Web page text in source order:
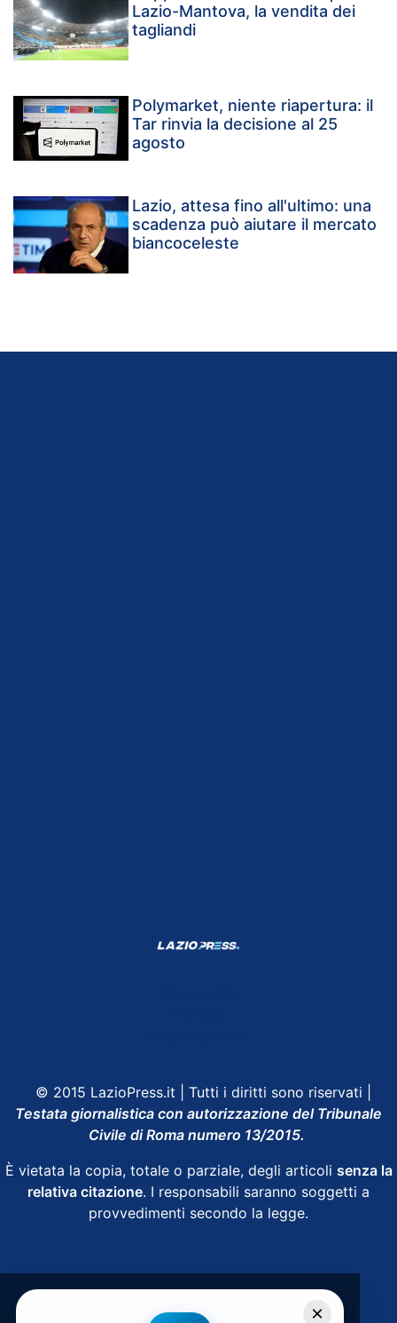
Lazio-Mantova, la vendita dei
tagliandi
Polymarket, niente riapertura: il
Tar rinvia la decisione al 25
agosto
Lazio, attesa fino all'ultimo: una
scadenza può aiutare il mercato
biancoceleste
© 2015 LazioPress.it | Tutti i diritti sono riservati |
Testata giornalistica con autorizzazione del Tribunale
Civile di Roma numero 13/2015.
È vietata la copia, totale o parziale, degli articoli senza la
relativa citazione. I responsabili saranno soggetti a
provvedimenti secondo la legge.
×